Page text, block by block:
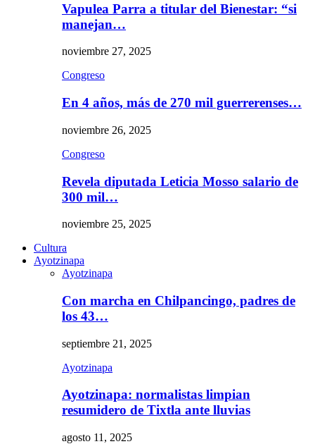
Vapulea Parra a titular del Bienestar: “si
manejan…
noviembre 27, 2025
Congreso
En 4 años, más de 270 mil guerrerenses…
noviembre 26, 2025
Congreso
Revela diputada Leticia Mosso salario de
300 mil…
noviembre 25, 2025
Cultura
Ayotzinapa
Ayotzinapa
Con marcha en Chilpancingo, padres de
los 43…
septiembre 21, 2025
Ayotzinapa
Ayotzinapa: normalistas limpian
resumidero de Tixtla ante lluvias
agosto 11, 2025